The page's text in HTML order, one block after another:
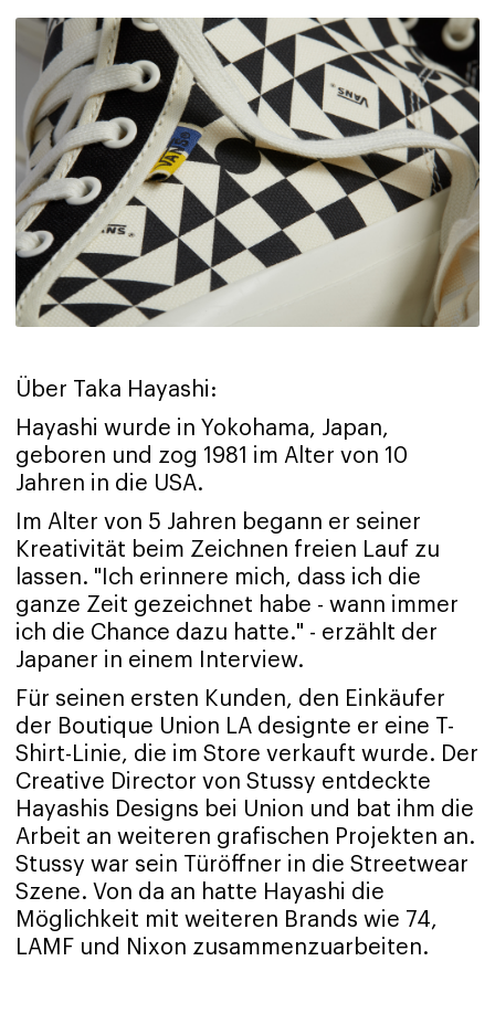
Über Taka Hayashi:
Hayashi wurde in Yokohama, Japan,
geboren und zog 1981 im Alter von 10
Jahren in die USA.
Im Alter von 5 Jahren begann er seiner
Kreativität beim Zeichnen freien Lauf zu
lassen. "Ich erinnere mich, dass ich die
ganze Zeit gezeichnet habe - wann immer
ich die Chance dazu hatte." - erzählt der
Japaner in einem Interview.
Für seinen ersten Kunden, den Einkäufer
der Boutique Union LA designte er eine T-
Shirt-Linie, die im Store verkauft wurde. Der
Creative Director von Stussy entdeckte
Hayashis Designs bei Union und bat ihm die
Arbeit an weiteren grafischen Projekten an.
Stussy war sein Türöffner in die Streetwear
Szene. Von da an hatte Hayashi die
Möglichkeit mit weiteren Brands wie 74,
LAMF und Nixon zusammenzuarbeiten.